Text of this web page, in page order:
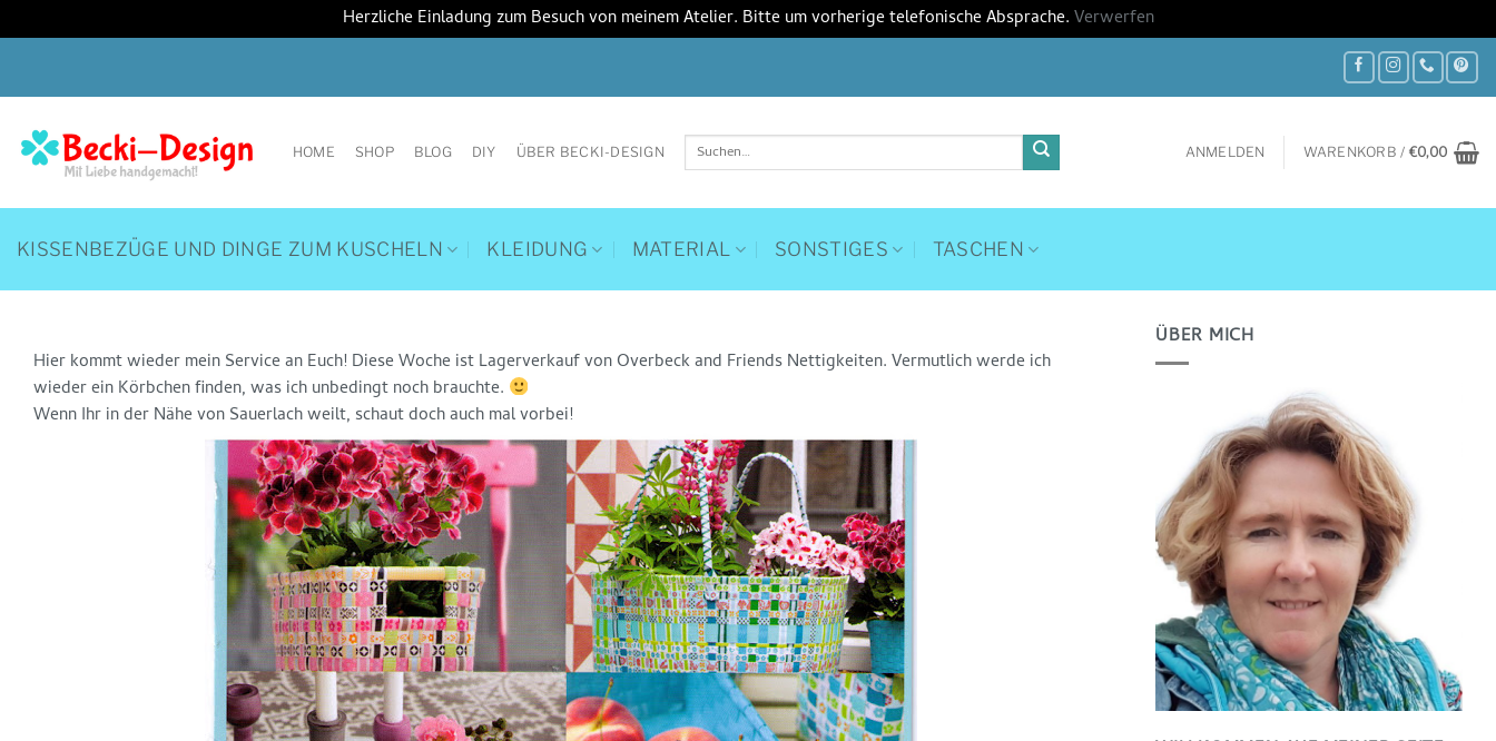
Herzliche Einladung zum Besuch von meinem Atelier. Bitte um vorherige telefonische Absprache.Verwerfen
springen
HOME SHOP BLOG DIY ÜBER BECKI-DESIGN
Suchen
nach:
ANMELDEN WARENKORB / €0,00
KISSENBEZÜGE UND DINGE ZUM KUSCHELN KLEIDUNG MATERIAL SONSTIGES TASCHEN
Hier kommt wieder mein Service an Euch! Diese Woche ist Lagerverkauf von Overbeck and Friends Nettigkeiten. Vermutlich werde ich
wieder ein Körbchen finden, was ich unbedingt noch brauchte.
Wenn Ihr in der Nähe von Sauerlach weilt, schaut doch auch mal vorbei!
ÜBER MICH